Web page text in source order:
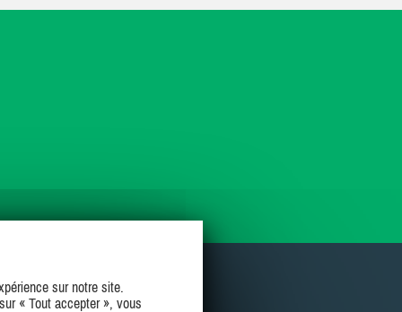
sur notre site.
« Tout accepter », vous